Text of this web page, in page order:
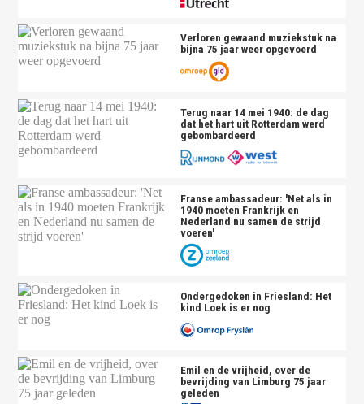
Verloren gewaand muziekstuk na
bijna 75 jaar weer opgevoerd
Terug naar 14 mei 1940: de dag
dat het hart uit Rotterdam werd
gebombardeerd
Franse ambassadeur: 'Net als in
1940 moeten Frankrijk en
Nederland nu samen de strijd
voeren'
Ondergedoken in Friesland: Het
kind Loek is er nog
Emil en de vrijheid, over de
bevrijding van Limburg 75 jaar
geleden